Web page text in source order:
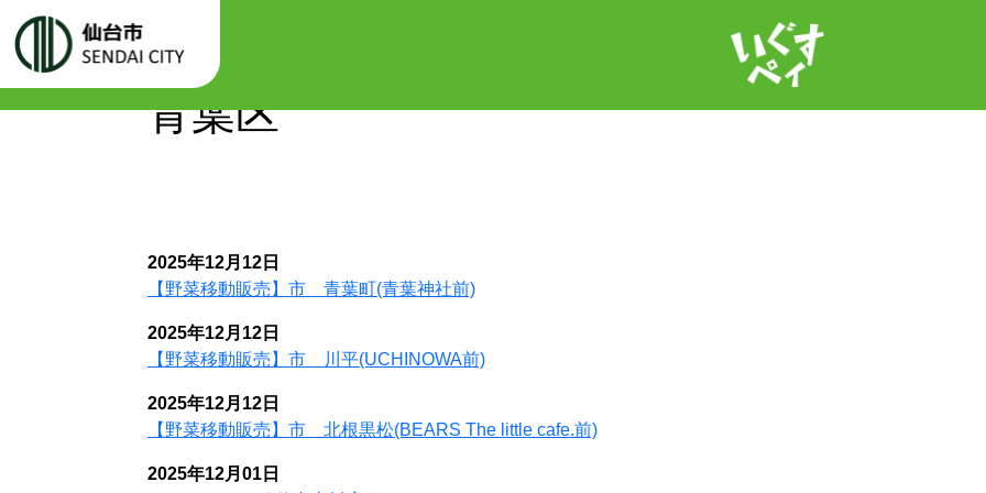
ホーム
/var/www/igusupay.jp/web/cms/assets/themes/custom/func/template.php
青葉区
2025年12月12日
【野菜移動販売】市 青葉町(青葉神社前)
2025年12月12日
【野菜移動販売】市 川平(UCHINOWA前)
2025年12月12日
【野菜移動販売】市 北根黒松(BEARS The little cafe.前)
2025年12月01日